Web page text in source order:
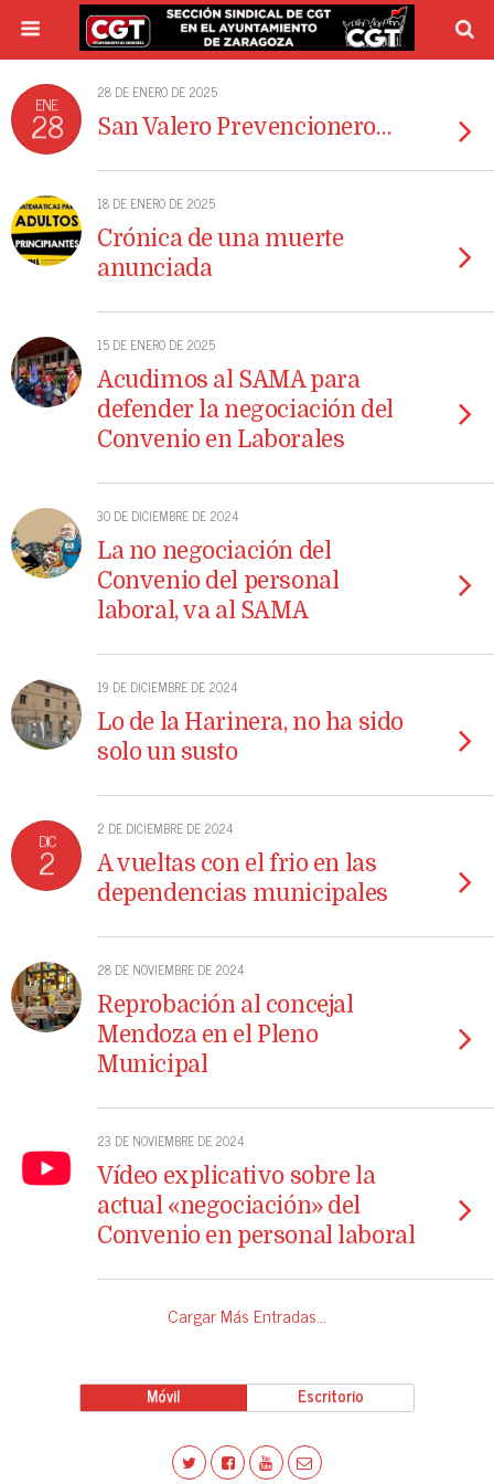
ENE
28
28 DE ENERO DE 2025
San Valero Prevencionero…
18 DE ENERO DE 2025
Crónica de una muerte
anunciada
15 DE ENERO DE 2025
Acudimos al SAMA para
defender la negociación del
Convenio en Laborales
30 DE DICIEMBRE DE 2024
La no negociación del
Convenio del personal
laboral, va al SAMA
19 DE DICIEMBRE DE 2024
Lo de la Harinera, no ha sido
solo un susto
DIC
2
2 DE DICIEMBRE DE 2024
A vueltas con el frio en las
dependencias municipales
28 DE NOVIEMBRE DE 2024
Reprobación al concejal
Mendoza en el Pleno
Municipal
23 DE NOVIEMBRE DE 2024
Vídeo explicativo sobre la
actual «negociación» del
Convenio en personal laboral
Cargar Más Entradas…
Móvil Escritorio